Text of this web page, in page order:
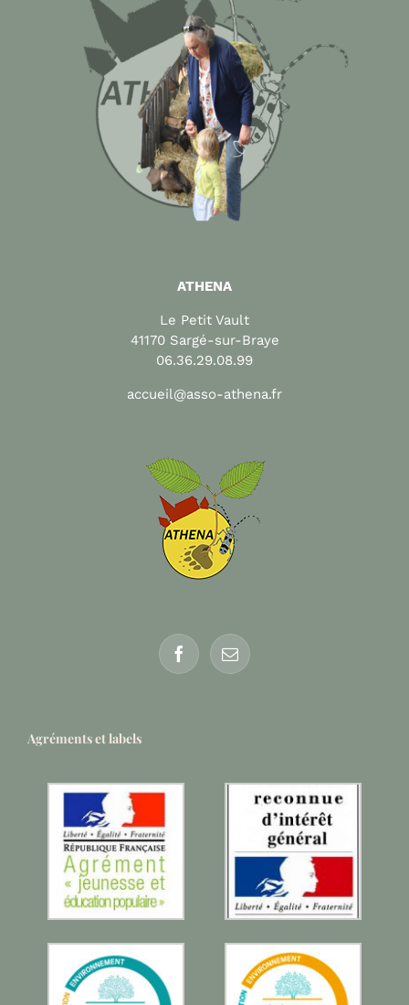
ATHENA
Le Petit Vault
41170 Sargé-sur-Braye
06.36.29.08.99
accueil@asso-athena.fr
Agréments et labels